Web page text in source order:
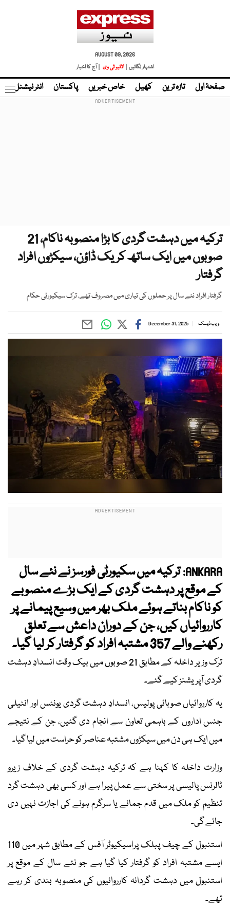
AUGUST 09, 2026
اشتہار لگائیں |
لائیو ٹی وی | آج کا اخبار
صفحۂ اول تازہ ترین کھیل خاص خبریں پاکستان انٹر نیشنل
ترکیہ میں دہشت گردی کا بڑا منصوبہ ناکام، 21
صوبوں میں ایک ساتھ کریک ڈاؤن، سیکڑوں افراد
گرفتار
گرفتار افراد نئے سال پر حملوں کی تیاری میں مصروف تھے، ترک سیکیورٹی حکام
ویب ڈیسک December 31, 2025
ANKARA: ترکیہ میں سکیورٹی فورسز نے نئے سال
کے موقع پر دہشت گردی کے ایک بڑے منصوبے
کو ناکام بناتے ہوئے ملک بھر میں وسیع پیمانے پر
کارروائیاں کیں، جن کے دوران داعش سے تعلق
رکھنے والے 357 مشتبہ افراد کو گرفتار کر لیا گیا۔
ترک وزیر داخلہ کے مطابق 21 صوبوں میں بیک وقت انسدادِ دہشت
گردی آپریشنز کیے گئے۔
یہ کارروائیاں صوبائی پولیس، انسدادِ دہشت گردی یونٹس اور انٹیلی
جنس اداروں کے باہمی تعاون سے انجام دی گئیں، جن کے نتیجے
میں ایک ہی دن میں سیکڑوں مشتبہ عناصر کو حراست میں لیا گیا۔
وزارت داخلہ کا کہنا ہے کہ ترکیہ دہشت گردی کے خلاف زیرو
ٹالرنس پالیسی پر سختی سے عمل پیرا ہے اور کسی بھی دہشت گرد
تنظیم کو ملک میں قدم جمانے یا سرگرم ہونے کی اجازت نہیں دی
جائے گی۔
استنبول کے چیف پبلک پراسیکیوٹر آفس کے مطابق شہر میں 110
ایسے مشتبہ افراد کو گرفتار کیا گیا ہے جو نئے سال کے موقع پر
استنبول میں دہشت گردانہ کارروائیوں کی منصوبہ بندی کر رہے
تھے۔